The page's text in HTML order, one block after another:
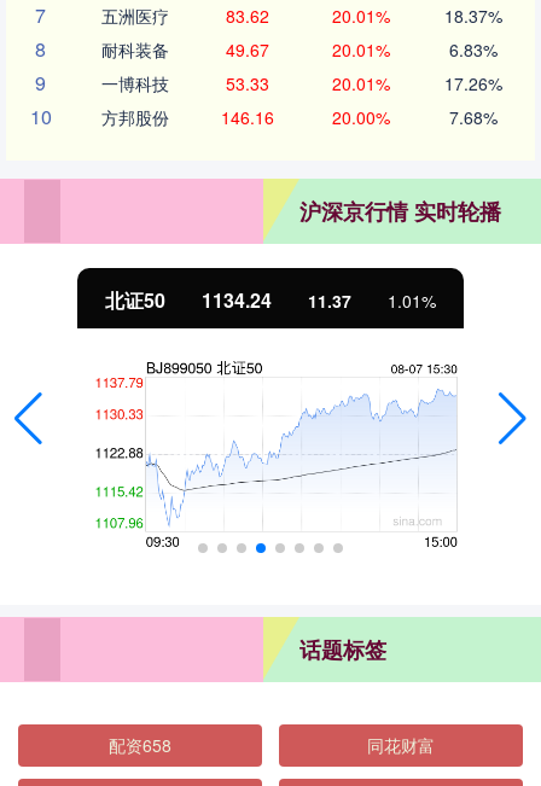
7 五洲医疗 83.62 20.01% 18.37%
8 耐科装备 49.67 20.01% 6.83%
9 一博科技 53.33 20.01% 17.26%
10 方邦股份 146.16 20.00% 7.68%
沪深京行情 实时轮播
北证50 1134.24 11.37 1.01%
话题标签
配资658 同花财富